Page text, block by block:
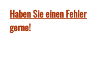
Haben Sie einen
gerne!